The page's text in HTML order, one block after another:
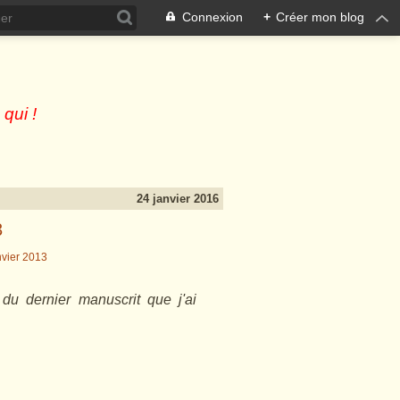
Connexion + Créer mon blog
qui !
24 janvier 2016
dernier manuscrit que j'ai